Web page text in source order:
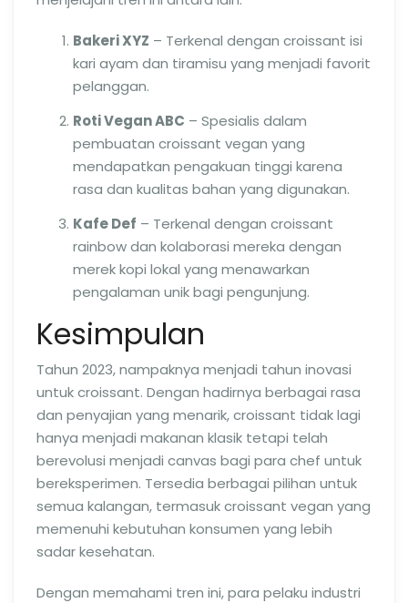
Bakeri XYZ – Terkenal dengan croissant isi
kari ayam dan tiramisu yang menjadi favorit
pelanggan.
Roti Vegan ABC – Spesialis dalam
pembuatan croissant vegan yang
mendapatkan pengakuan tinggi karena
rasa dan kualitas bahan yang digunakan.
Kafe Def – Terkenal dengan croissant
rainbow dan kolaborasi mereka dengan
merek kopi lokal yang menawarkan
pengalaman unik bagi pengunjung.
Kesimpulan
Tahun 2023, nampaknya menjadi tahun inovasi
untuk croissant. Dengan hadirnya berbagai rasa
dan penyajian yang menarik, croissant tidak lagi
hanya menjadi makanan klasik tetapi telah
berevolusi menjadi canvas bagi para chef untuk
bereksperimen. Tersedia berbagai pilihan untuk
semua kalangan, termasuk croissant vegan yang
memenuhi kebutuhan konsumen yang lebih
sadar kesehatan.
Dengan memahami tren ini, para pelaku industri